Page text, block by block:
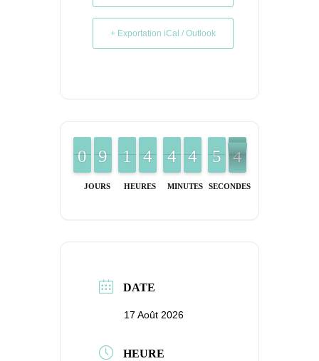
+ Exportation iCal / Outlook
JOURS
9
9
0
0 8
8
9
9
HEURES
1
1
1
1 3
3
4
4
MINUTES
3
3
4
4 3
3
4
4
SECONDES
4
4
5
5 3
2
DATE
17 Août 2026
HEURE